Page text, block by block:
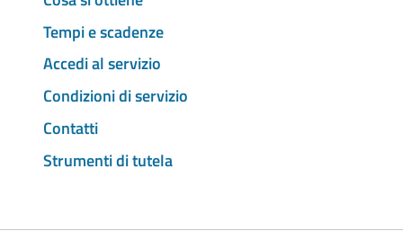
Tempi e scadenze
Accedi al servizio
Condizioni di servizio
Contatti
Strumenti di tutela